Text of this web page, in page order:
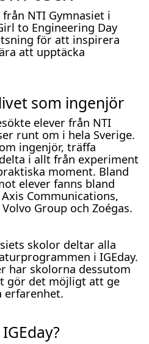
NTI Gymnasiet i
to Engineering Day
för att inspirera
att upptäcka
som ingenjör
elever från NTI
runt om i hela Sverige.
ingenjör, träffa
i allt från experiment
moment. Bland
elever fanns bland
Communications,
Volvo Group och Zoégas.
skolor deltar alla
i IGEday.
har skolorna dessutom
gör det möjligt att ge
erfarenhet.